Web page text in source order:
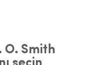
O. Smith